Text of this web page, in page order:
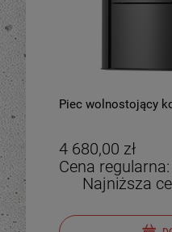
Piec wolnostojący
4 680,00 zł
Cena regularna:
Najniższa